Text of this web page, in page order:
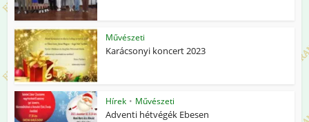
Művészeti
Karácsonyi koncert 2023
Hírek • Művészeti
Adventi hétvégék Ebesen